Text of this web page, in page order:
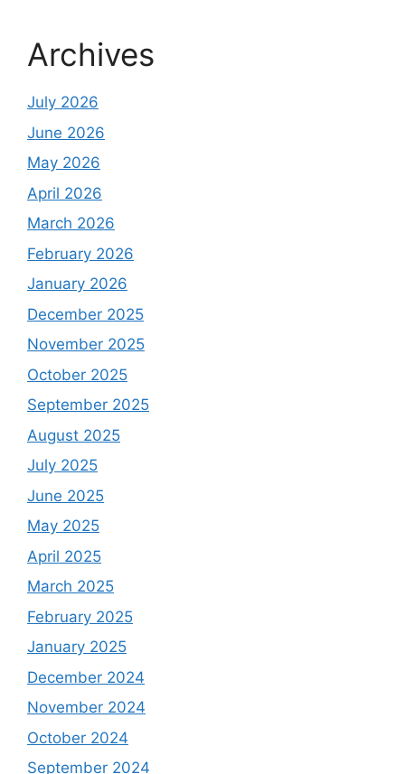
Archives
July 2026
June 2026
May 2026
April 2026
March 2026
February 2026
January 2026
December 2025
November 2025
October 2025
September 2025
August 2025
July 2025
June 2025
May 2025
April 2025
March 2025
February 2025
January 2025
December 2024
November 2024
October 2024
September 2024